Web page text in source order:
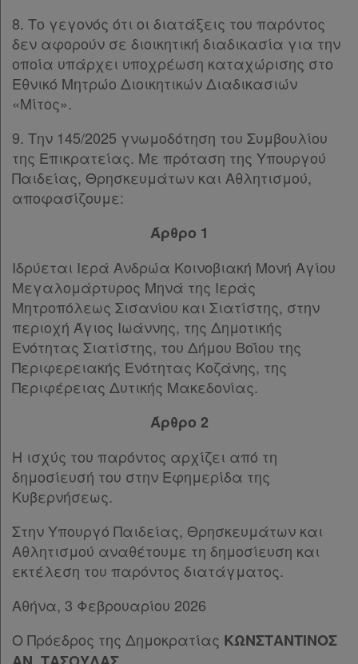
πακέτα
Παροχές
σε
Ενεργοί
Τα
αγαπημένα
μου
Οι
σημειώσεις
Ψάχνω
και
δε
βρίσκω
8. Το γεγονός ότι οι διατάξεις του παρόντος
δεν αφορούν σε διοικητική διαδικασία για την
οποία υπάρχει υποχρέωση καταχώρισης στο
Εθνικό Μητρώο Διοικητικών Διαδικασιών
«Μίτος».
9. Την 145/2025 γνωμοδότηση του Συμβουλίου
της Επικρατείας. Με πρόταση της Υπουργού
Παιδείας, Θρησκευμάτων και Αθλητισμού,
αποφασίζουμε:
Άρθρο 1
Ιδρύεται Ιερά Ανδρώα Κοινοβιακή Μονή Αγίου
Μεγαλομάρτυρος Μηνά της Ιεράς
Μητροπόλεως Σισανίου και Σιατίστης, στην
περιοχή Άγιος Ιωάννης, της Δημοτικής
Ενότητας Σιατίστης, του Δήμου Βοΐου της
Περιφερειακής Ενότητας Κοζάνης, της
Περιφέρειας Δυτικής Μακεδονίας.
Άρθρο 2
Η ισχύς του παρόντος αρχίζει από τη
δημοσίευσή του στην Εφημερίδα της
Κυβερνήσεως.
Στην Υπουργό Παιδείας, Θρησκευμάτων και
Αθλητισμού αναθέτουμε τη δημοσίευση και
εκτέλεση του παρόντος διατάγματος.
Αθήνα, 3 Φεβρουαρίου 2026
Ο Πρόεδρος της Δημοκρατίας ΚΩΝΣΤΑΝΤΙΝΟΣ